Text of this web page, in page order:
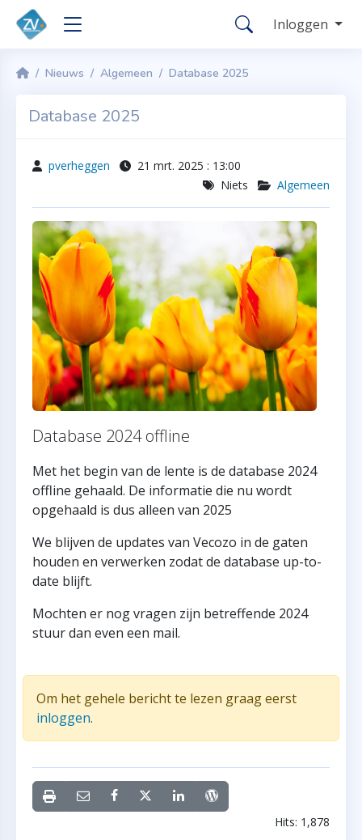
Inloggen
Nieuws Algemeen Database 2025
Database 2025
pverheggen
21 mrt. 2025 : 13:00
Niets
Algemeen
Database 2024 offline
Met het begin van de lente is de database 2024
offline gehaald. De informatie die nu wordt
opgehaald is dus alleen van 2025
We blijven de updates van Vecozo in de gaten
houden en verwerken zodat de database up-to-
date blijft.
Mochten er nog vragen zijn betreffende 2024
stuur dan even een mail.
Om het gehele bericht te lezen graag eerst
inloggen.
Hits: 1,878